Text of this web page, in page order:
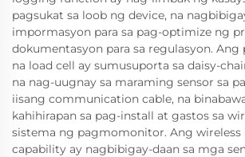
pagsukat sa loob ng device, na
impormasyon para sa pag-optimize ng
dokumentasyon para sa regulasyon. Ang
na load cell ay sumusuporta sa daisy-
na nag-uugnay sa maraming sensor sa
iisang communication cable, na
kahihirapan sa pag-install at gastos sa
sistema ng pagmomonitor. Ang
capability ay nagbibigay-daan sa mga